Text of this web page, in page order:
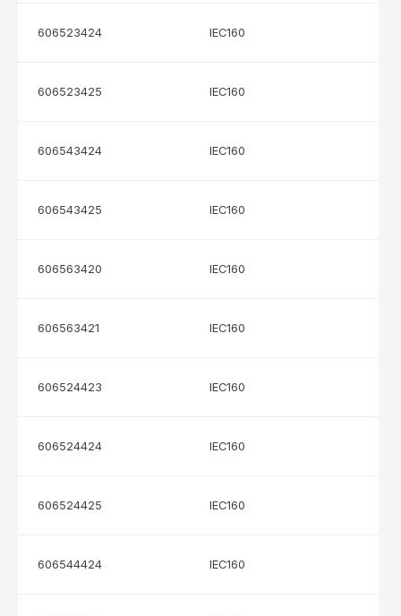
606523424 IEC160
606523425 IEC160
606543424 IEC160
606543425 IEC160
606563420 IEC160
606563421 IEC160
606524423 IEC160
606524424 IEC160
606524425 IEC160
606544424 IEC160